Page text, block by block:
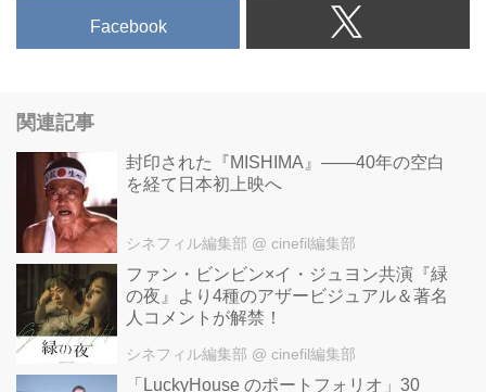
Facebook
関連記事
封印された『MISHIMA』――40年の空白
を経て日本初上映へ
シネフィル編集部 @ cinefil編集部
ファン・ビンビン×イ・ジュヨン共演『緑
の夜』より4種のアザービジュアル＆著名
人コメントが解禁！
シネフィル編集部 @ cinefil編集部
「LuckyHouse のポートフォリオ」30